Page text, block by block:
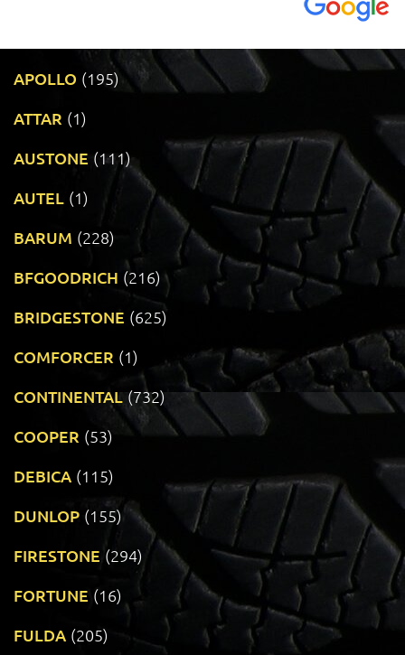
APOLLO (195)
ATTAR (1)
AUSTONE (111)
AUTEL (1)
BARUM (228)
BFGOODRICH (216)
BRIDGESTONE (625)
COMFORCER (1)
CONTINENTAL (732)
COOPER (53)
DEBICA (115)
DUNLOP (155)
FIRESTONE (294)
FORTUNE (16)
FULDA (205)